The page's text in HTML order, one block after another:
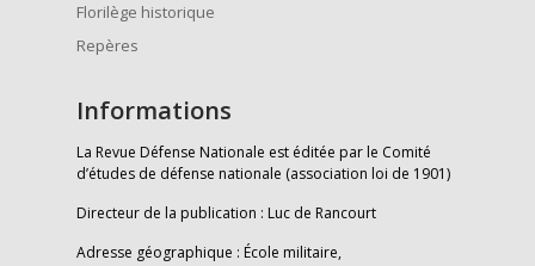
Florilège historique
Repères
Informations
La Revue Défense Nationale est éditée par le Comité
d’études de défense nationale (association loi de 1901)
Directeur de la publication : Luc de Rancourt
Adresse géographique : École militaire,